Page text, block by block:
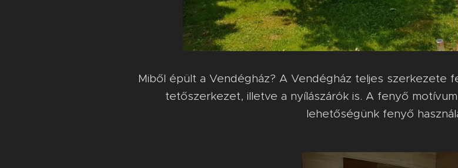
Miből épült a Vendégház? A Vendégház teljes szerkezete
tetőszerkezet, illetve a nyílászárók is. A fenyő
lehetőségünk fenyő